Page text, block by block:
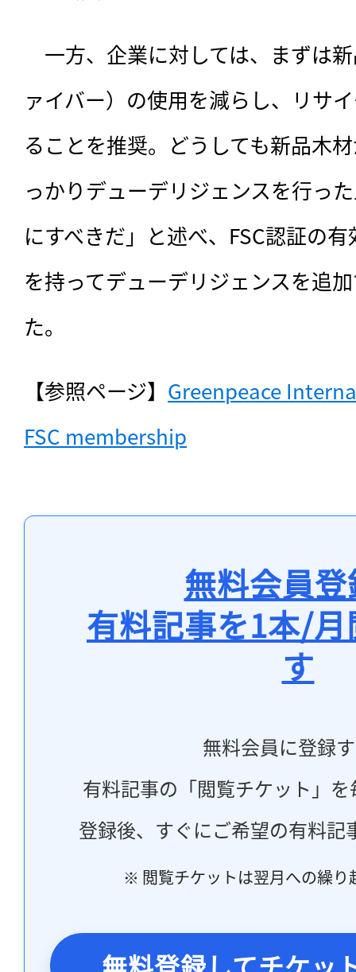
一方、企業に対しては、まずは
ァイバー）の使用を減らし、リサ
ることを推奨。どうしても新品木
っかりデューデリジェンスを行っ
にすべきだ」と述べ、FSC認証の
を持ってデューデリジェンスを追
た。
【参照ページ】 Greenpeace
FSC membership
無料会員
有料記事を1本/
す
無料会員に登録
有料記事の「閲覧チケット」
登録後、すぐにご希望の有料記
※ 閲覧チケットは翌月への繰り